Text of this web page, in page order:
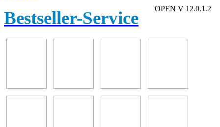
OPEN V 12.0.1.2
Bestseller-Service